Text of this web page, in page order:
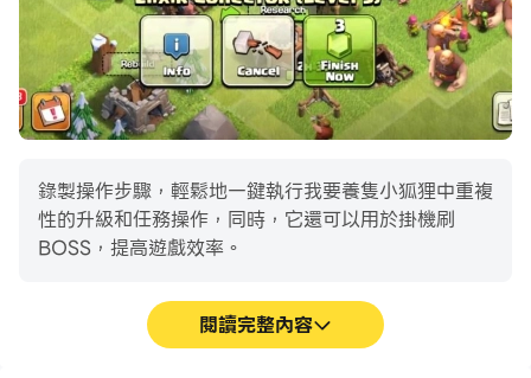
錄製操作步驟，輕鬆地一鍵執行我要養隻小狐狸中重複
性的升級和任務操作，同時，它還可以用於掛機刷
BOSS，提高遊戲效率。
閱讀完整內容